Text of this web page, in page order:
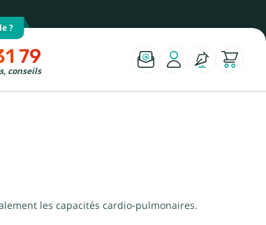
?
79
conseils
les capacités cardio-pulmonaires.